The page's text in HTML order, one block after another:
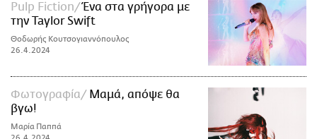
Pulp Fiction
Ένα στα γρήγορα με
την Taylor Swift
Θοδωρής Κουτσογιαννόπουλος
26.4.2024
Φωτογραφία
Μαμά, απόψε θα
βγω!
Μαρία Παππά